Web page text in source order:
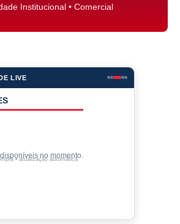
Institucional • Comercial
LIVE
no momento.
• atualização automática